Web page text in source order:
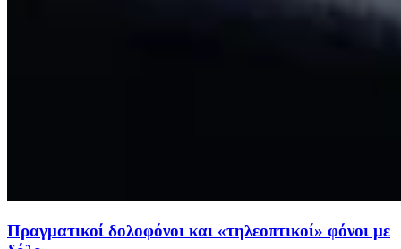
Πραγματικοί δολοφόνοι και «τηλεοπτικοί» φόνοι με